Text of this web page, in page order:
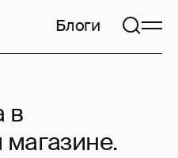
Блоги
в